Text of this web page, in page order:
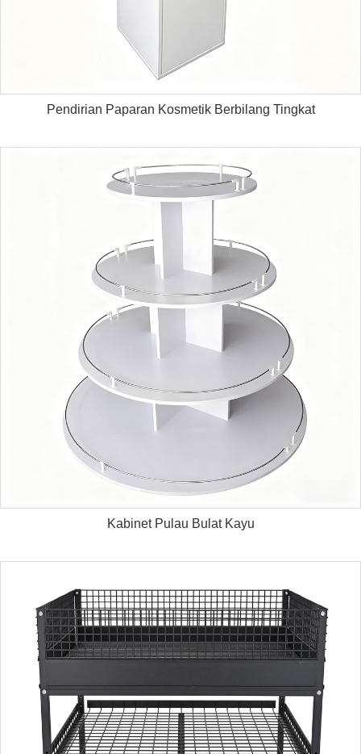
Pendirian Paparan Kosmetik Berbilang Tingkat
Kabinet Pulau Bulat Kayu